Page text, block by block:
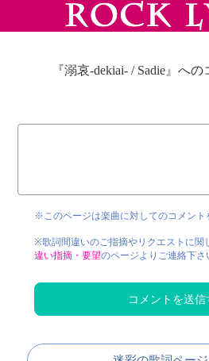
『溺哀-dekiai- / Sadie』へ
※このページは楽曲に対してのコメント
※歌詞間違いのご指摘やリクエストに関
違い指摘・要望のページよりご連絡下さ
コメントを送信